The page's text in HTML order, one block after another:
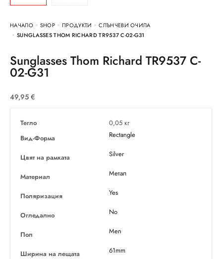
НАЧАЛО SHOP ПРОДУКТИ
СЛЪНЧЕВИ ОЧИЛА
SUNGLASSES THOM RICHARD TR9537 C-02-G31
Sunglasses Thom Richard TR9537 C-
02-G31
49,95 €
Тегло
0,05 кг
Вид-Форма
Rectangle
Цвят на рамката Silver
Материал Метал
Поляризация Yes
Огледално No
Пол Men
Ширина на лещата 61mm